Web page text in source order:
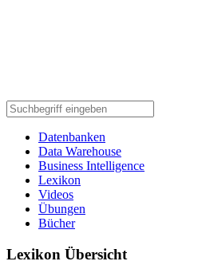
Datenbanken
Data Warehouse
Business Intelligence
Lexikon
Videos
Übungen
Bücher
Lexikon Übersicht